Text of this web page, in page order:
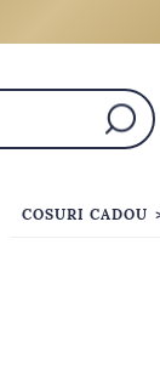
COSURI CADOU